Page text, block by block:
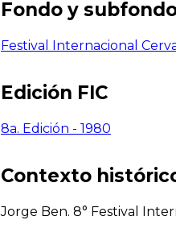
Fondo y
Festival Internacional
Edición FIC
8a. Edición - 1980
Contexto
Jorge Ben. 8° Festival